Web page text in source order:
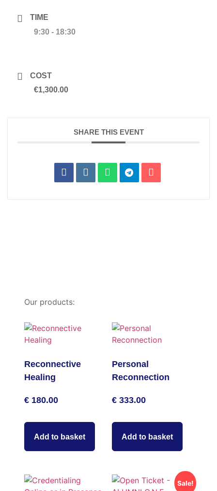
TIME
9:30 - 18:30
COST
€1,300.00
SHARE THIS EVENT
Our products:
Reconnective
Healing
€ 180.00
Add to basket
Personal
Reconnection
€333.00
Add to basket
Sale!